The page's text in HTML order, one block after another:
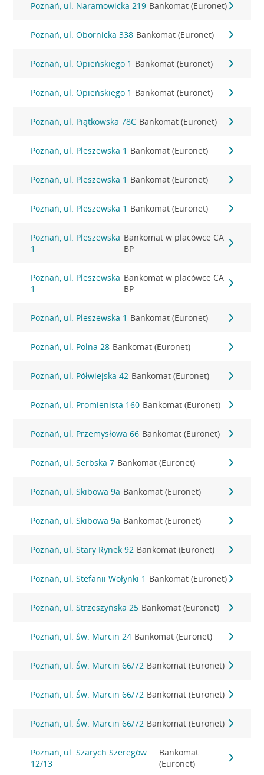
Poznań, ul. Naramowicka 219 Bankomat (Euronet)
Poznań, ul. Obornicka 338 Bankomat (Euronet)
Poznań, ul. Opieńskiego 1 Bankomat (Euronet)
Poznań, ul. Opieńskiego 1 Bankomat (Euronet)
Poznań, ul. Piątkowska 78C Bankomat (Euronet)
Poznań, ul. Pleszewska 1 Bankomat (Euronet)
Poznań, ul. Pleszewska 1 Bankomat (Euronet)
Poznań, ul. Pleszewska 1 Bankomat (Euronet)
Poznań, ul. Pleszewska
1
Bankomat w placówce CA
BP
Poznań, ul. Pleszewska
1
Bankomat w placówce CA
BP
Poznań, ul. Pleszewska 1 Bankomat (Euronet)
Poznań, ul. Polna 28 Bankomat (Euronet)
Poznań, ul. Półwiejska 42 Bankomat (Euronet)
Poznań, ul. Promienista 160 Bankomat (Euronet)
Poznań, ul. Przemysłowa 66 Bankomat (Euronet)
Poznań, ul. Serbska 7 Bankomat (Euronet)
Poznań, ul. Skibowa 9a Bankomat (Euronet)
Poznań, ul. Skibowa 9a Bankomat (Euronet)
Poznań, ul. Stary Rynek 92 Bankomat (Euronet)
Poznań, ul. Stefanii Wołynki 1 Bankomat (Euronet)
Poznań, ul. Strzeszyńska 25 Bankomat (Euronet)
Poznań, ul. Św. Marcin 24 Bankomat (Euronet)
Poznań, ul. Św. Marcin 66/72 Bankomat (Euronet)
Poznań, ul. Św. Marcin 66/72 Bankomat (Euronet)
Poznań, ul. Św. Marcin 66/72 Bankomat (Euronet)
Poznań, ul. Szarych Szeregów
12/13
Bankomat
(Euronet)